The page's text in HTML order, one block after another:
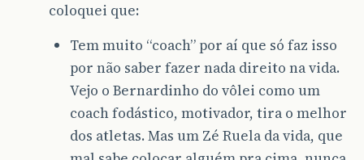
coloquei que:
Tem muito “coach” por aí que só faz isso
por não saber fazer nada direito na vida.
Vejo o Bernardinho do vôlei como um
coach fodástico, motivador, tira o melhor
dos atletas. Mas um Zé Ruela da vida, que